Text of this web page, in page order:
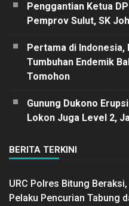
Penggantian Ketua
Pemprov Sulut, SK
Pertama di
Tumbuhan Endemik
Tomohon
Gunung Dukono
Lokon Juga Level 2,
BERITA TERKINI
URC Polres Bitung Beraksi,
Pelaku Pencurian Tabung